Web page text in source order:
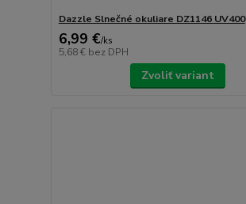
Dazzle Slnečné okuliare DZ1146 UV400
6,99 €/ks
5,68 € bez DPH
Zvoliť variant